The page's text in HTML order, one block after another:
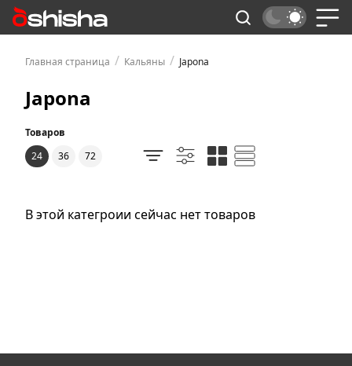
Главная страница / Кальяны / Japona
Japona
Товаров
24
36 72
В этой категроии сейчас нет товаров